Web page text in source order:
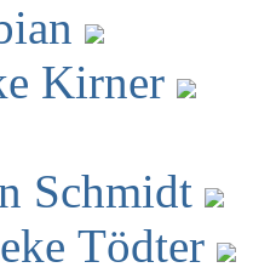
Kirner
Schmidt
Tödter